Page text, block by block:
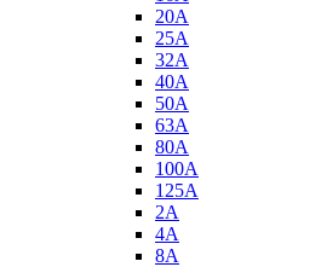
20A
25A
32A
40A
50A
63A
80A
100A
125A
2A
4A
8A